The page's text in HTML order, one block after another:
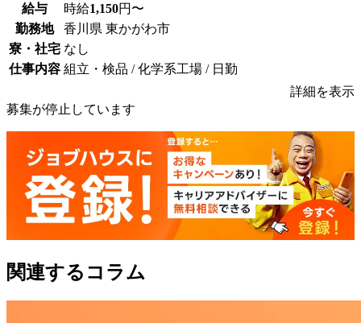
給与 時給1,150円〜
勤務地
香川県 東かがわ市
寮・社宅 なし
仕事内容 組立・検品 / 化学系工場 / 日勤
詳細を表示
募集が停止しています
関連するコラム